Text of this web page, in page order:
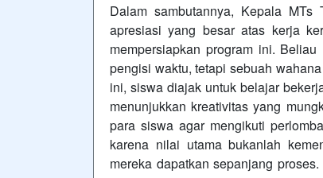
Dalam sambutannya, Kepala MTs
apresiasi yang besar atas kerja
mempersiapkan program ini.
pengisi waktu, tetapi sebuah
ini, siswa diajak untuk belajar
menunjukkan kreativitas yang
para siswa agar mengikuti
karena nilai utama bukanlah
mereka dapatkan sepanjang